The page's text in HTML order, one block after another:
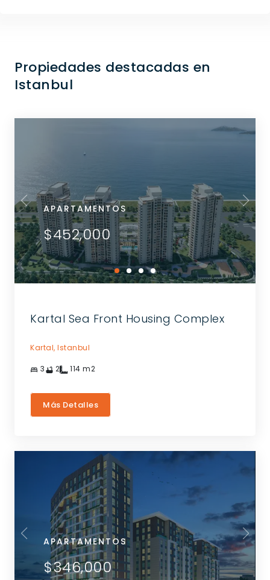
Propiedades destacadas en
Istanbul
APARTAMENTOS
$452,000
Kartal Sea Front Housing Complex
Kartal, Istanbul
3 2 114 m2
Más Detalles
APARTAMENTOS
$346,000